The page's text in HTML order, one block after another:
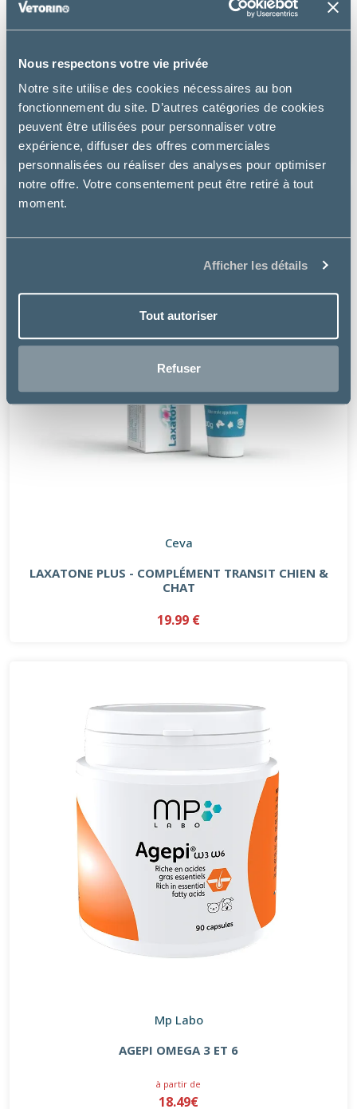
Nous respectons votre vie privée
Notre site utilise des cookies nécessaires au bon
fonctionnement du site. D’autres catégories de cookies
peuvent être utilisées pour personnaliser votre
expérience, diffuser des offres commerciales
personnalisées ou réaliser des analyses pour optimiser
notre offre. Votre consentement peut être retiré à tout
moment.
Afficher les détails
Tout autoriser
Refuser
Virbac
MOVOFLEX COMPLÈMENT SOUTIEN ARTICULAIRE L -
CHIEN
40.99 €
Ceva
LAXATONE PLUS - COMPLÉMENT TRANSIT CHIEN &
CHAT
19.99 €
Mp Labo
AGEPI OMEGA 3 ET 6
à partir de
18.49€